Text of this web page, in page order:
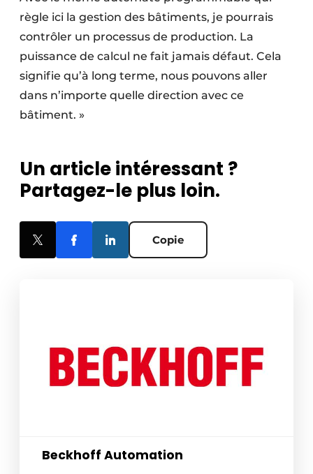
règle ici la gestion des bâtiments, je pourrais
contrôler un processus de production. La
puissance de calcul ne fait jamais défaut. Cela
signifie qu’à long terme, nous pouvons aller
dans n’importe quelle direction avec ce
bâtiment. »
Un article intéressant ?
Partagez-le plus loin.
Copie
Beckhoff Automation